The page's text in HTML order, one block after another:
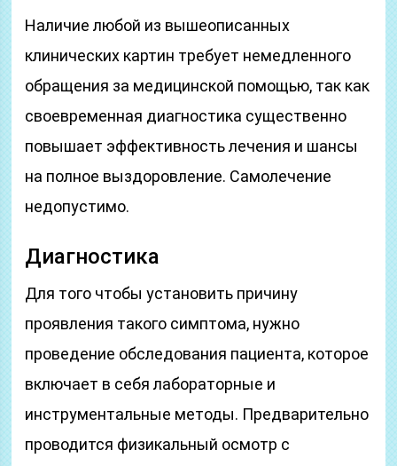
Наличие любой из вышеописанных
клинических картин требует немедленного
обращения за медицинской помощью, так как
своевременная диагностика существенно
повышает эффективность лечения и шансы
на полное выздоровление. Самолечение
недопустимо.
Диагностика
Для того чтобы установить причину
проявления такого симптома, нужно
проведение обследования пациента, которое
включает в себя лабораторные и
инструментальные методы. Предварительно
проводится физикальный осмотр с